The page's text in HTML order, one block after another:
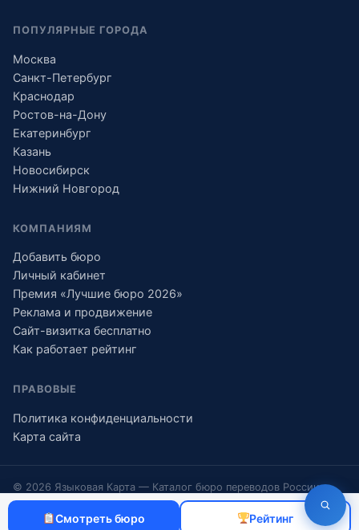
Смотреть бюро Рейтинг
ПОПУЛЯРНЫЕ ГОРОДА
Москва
Санкт-Петербург
Краснодар
Ростов-на-Дону
Екатеринбург
Казань
Новосибирск
Нижний Новгород
КОМПАНИЯМ
Добавить бюро
Личный кабинет
Премия «Лучшие бюро 2026»
Реклама и продвижение
Сайт-визитка бесплатно
Как работает рейтинг
ПРАВОВЫЕ
Политика конфиденциальности
Карта сайта
© 2026 Языковая Карта — Каталог бюро переводов России
Информация носит справочный характер и не является
публичной офертой